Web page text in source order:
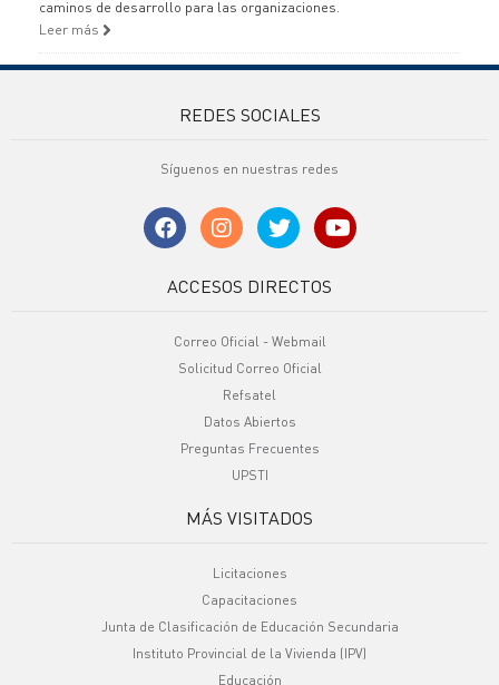
caminos de desarrollo para las organizaciones.
Leer más
REDES SOCIALES
Síguenos en nuestras redes
ACCESOS DIRECTOS
Correo Oficial - Webmail
Solicitud Correo Oficial
Refsatel
Datos Abiertos
Preguntas Frecuentes
UPSTI
MÁS VISITADOS
Licitaciones
Capacitaciones
Junta de Clasificación de Educación Secundaria
Instituto Provincial de la Vivienda (IPV)
Educación